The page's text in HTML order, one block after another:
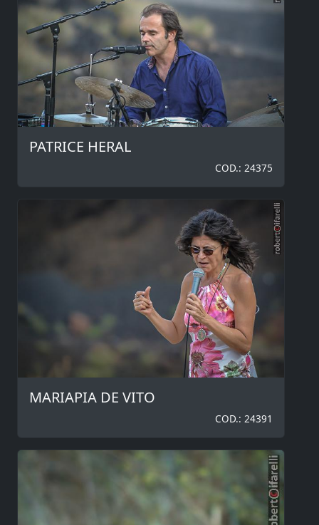
PATRICE HERAL
COD.: 24375
MARIAPIA DE VITO
COD.: 24391